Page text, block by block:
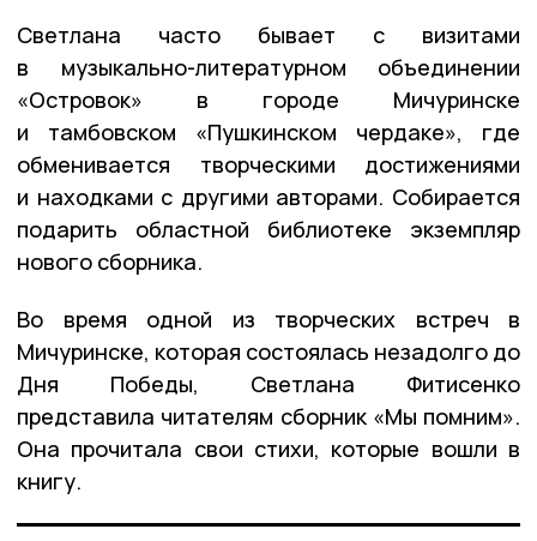
Светлана часто бывает с визитами
в музыкально-литературном объединении
«Островок» в городе Мичуринске
и тамбовском «Пушкинском чердаке», где
обменивается творческими достижениями
и находками с другими авторами. Собирается
подарить областной библиотеке экземпляр
нового сборника.
Во время одной из творческих встреч в
Мичуринске, которая состоялась незадолго до
Дня Победы, Светлана Фитисенко
представила читателям сборник «Мы помним».
Она прочитала свои стихи, которые вошли в
книгу.